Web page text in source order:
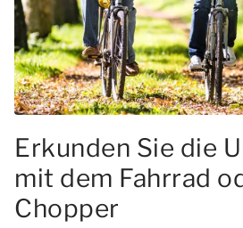
Erkunden Sie die
mit dem Fahrrad
Chopper